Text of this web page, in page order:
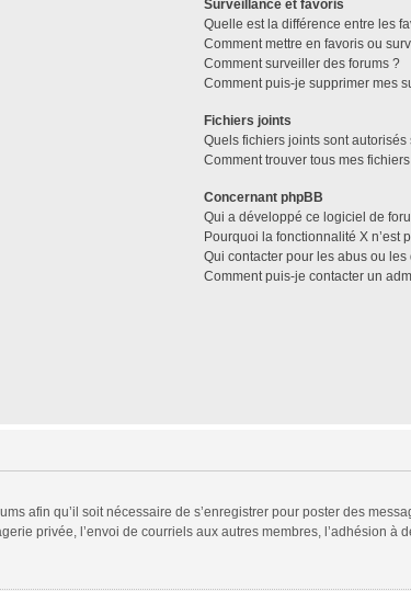
Surveillance et favoris
Quelle est la différence entre les
Comment mettre en favoris ou
Comment surveiller des forums ?
Comment puis-je supprimer mes
Fichiers joints
Quels fichiers joints sont autorisés
Comment trouver tous mes
Concernant phpBB
Qui a développé ce logiciel de
Pourquoi la fonctionnalité X n’est
Qui contacter pour les abus ou
Comment puis-je contacter un
afin qu’il soit nécessaire de s’enregistrer pour poster des
privée, l’envoi de courriels aux autres membres, l’adhésion à